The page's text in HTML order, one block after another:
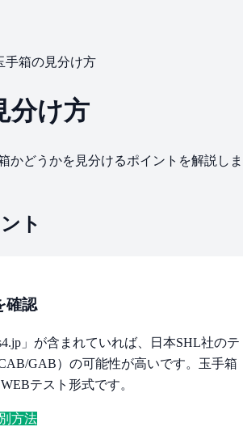
手箱の見分け方
分け方
かどうかを見分けるポイントを解説しま
ト
確認
」が含まれていれば、日本SHL社のテ
GAB）の可能性が高いです。玉手箱
テスト形式です。
方法